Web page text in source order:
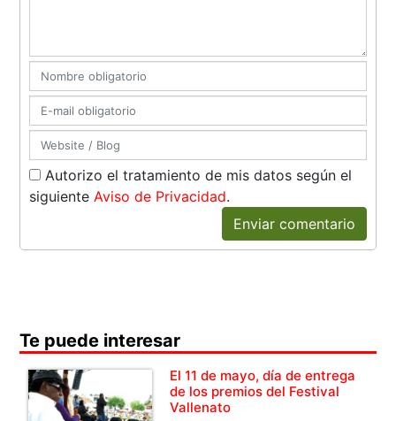
Autorizo el tratamiento de mis datos según el
siguienteAviso de Privacidad.
Enviar comentario
Te puede interesar
El 11 de mayo, día de entrega
de los premios del Festival
Vallenato